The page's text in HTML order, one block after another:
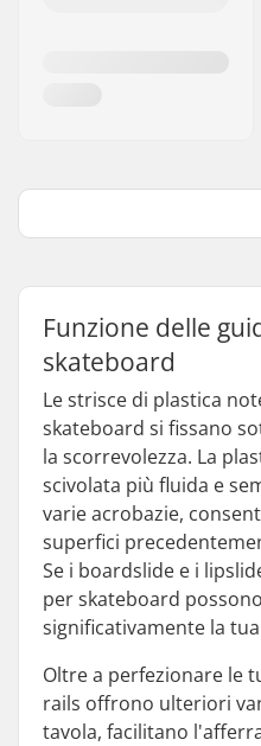
Funzione delle
skateboard
Le strisce di plastica
skateboard si fissano
la scorrevolezza. La
scivolata più fluida e
varie acrobazie,
superfici
Se i boardslide e i
per skateboard
significativamente la
Oltre a perfezionare le
rails offrono ulteriori
tavola, facilitano